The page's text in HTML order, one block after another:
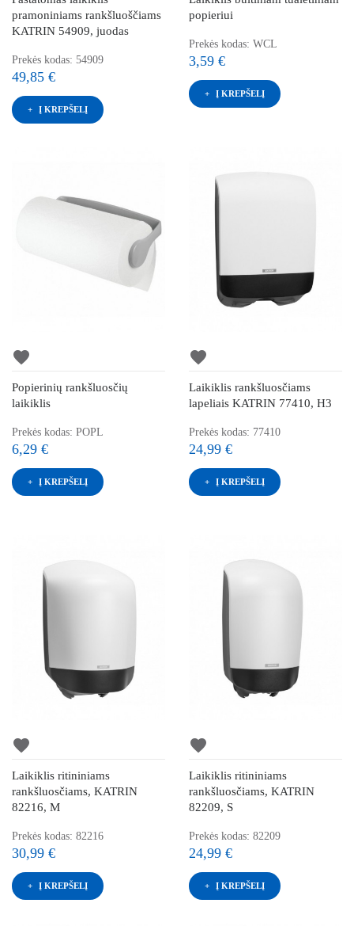
pramoniniams rankšluoščiams
KATRIN 54909, juodas
Prekės kodas: 54909
49,85 €
Į KREPŠELĮ
popieriui
Prekės kodas: WCL
3,59 €
Į KREPŠELĮ
favorite
Popierinių rankšluosčių
laikiklis
Prekės kodas: POPL
6,29 €
Į KREPŠELĮ
favorite
Laikiklis rankšluosčiams
lapeliais KATRIN 77410, H3
Prekės kodas: 77410
24,99 €
Į KREPŠELĮ
favorite
Laikiklis ritininiams
rankšluosčiams, KATRIN
82216, M
Prekės kodas: 82216
30,99 €
Į KREPŠELĮ
favorite
Laikiklis ritininiams
rankšluosčiams, KATRIN
82209, S
Prekės kodas: 82209
24,99 €
Į KREPŠELĮ